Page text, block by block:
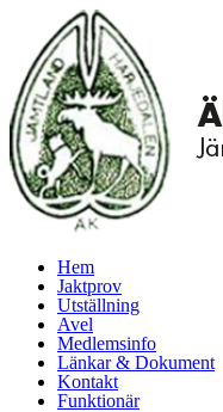
Hem
Jaktprov
Utställning
Avel
Medlemsinfo
Länkar & Dokument
Kontakt
Funktionär